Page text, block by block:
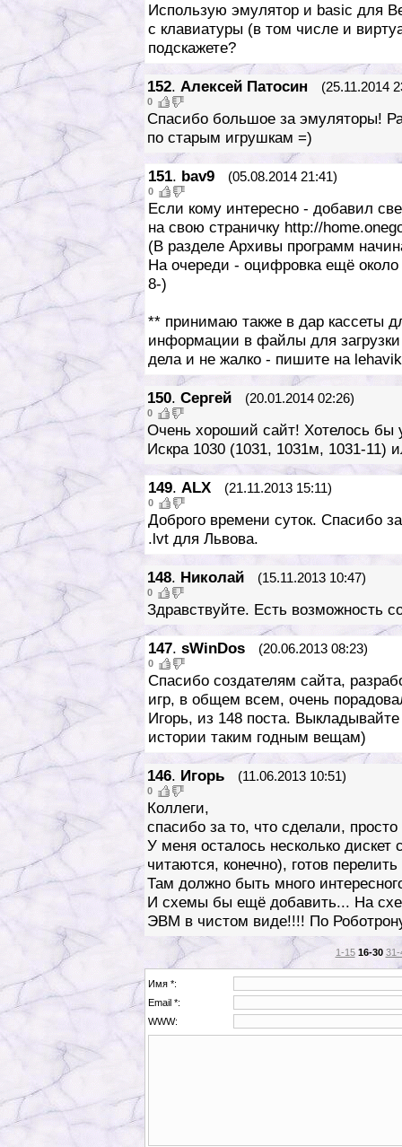
Использую эмулятор и basic для
с клавиатуры (в том числе и
подскажете?
152. Алексей Патосин (25.11.2014
0
Спасибо большое за эмуляторы!
по старым игрушкам =)
151. bav9 (05.08.2014 21:41)
0
Если кому интересно - добавил
на свою страничку http://
(В разделе Архивы программ
На очереди - оцифровка ещё около
8-)
** принимаю также в дар кассеты
информации в файлы для
дела и не жалко - пишите на
150. Сергей (20.01.2014 02:26)
0
Очень хороший сайт! Хотелось бы
Искра 1030 (1031, 1031м, 1031-11)
149. ALX (21.11.2013 15:11)
0
Доброго времени суток. Спасибо
.lvt для Львова.
148. Николай (15.11.2013 10:47)
0
Здравствуйте. Есть возможность
147. sWinDos (20.06.2013 08:23)
0
Спасибо создателям сайта,
игр, в общем всем, очень
Игорь, из 148 поста.
истории таким годным вещам)
146. Игорь (11.06.2013 10:51)
0
Коллеги,
спасибо за то, что сделали,
У меня осталось несколько
читаются, конечно), готов
Там должно быть много
И схемы бы ещё добавить... На
ЭВМ в чистом виде!!!! По
1-15 16-30 31-
Имя *:
Email *:
WWW: